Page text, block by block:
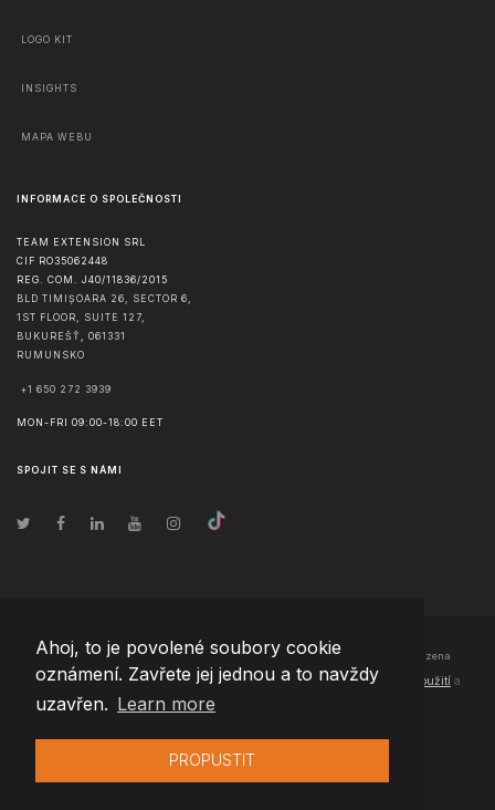
Ahoj, to je povolené soubory cookie
oznámení. Zavřete jej jednou a to navždy
uzavřen. Learn more
PROPUSTIT
LOGO KIT
INSIGHTS
MAPA WEBU
INFORMACE O SPOLEČNOSTI
TEAM EXTENSION SRL
CIF RO35062448
REG. COM. J40/11836/2015
BLD TIMIȘOARA 26, SECTOR 6,
1ST FLOOR, SUITE 127,
BUKUREŠŤ , 061331
RUMUNSKO
+1 650 272 3939
MON-FRI 09:00-18:00 EET
SPOJIT SE S NÁMI
© Copyright2026 Team Extension Czech Republic- Všechna práva vyhrazena
Changelog● Používáním těchto stránek souhlasíte s našimiPodmínky použití a
Politika soukromí